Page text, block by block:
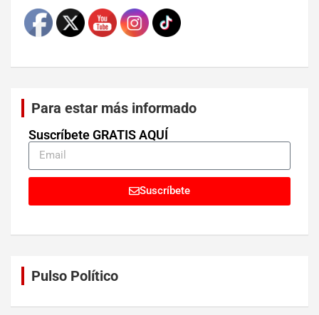
Para estar más informado
Suscríbete GRATIS AQUÍ
Suscríbete
Pulso Político